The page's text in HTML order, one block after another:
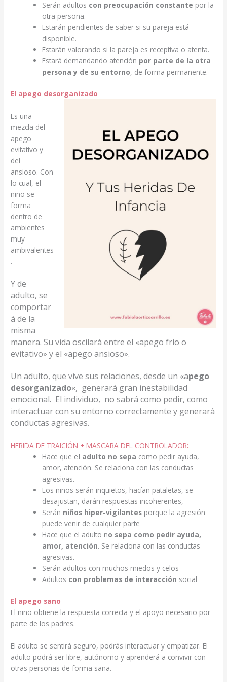
Serán adultos con preocupación constante por la
otra persona.
Estarán pendientes de saber si su pareja está
disponible.
Estarán valorando si la pareja es receptiva o atenta.
Estará demandando atención por parte de la otra
persona y de su entorno, de forma permanente.
El apego desorganizado
Es una
mezcla del
apego
evitativo y
del
ansioso. Con
lo cual, el
niño se
forma
dentro de
ambientes
muy
ambivalentes
.
Y de
adulto, se
comportar
á de la
misma
manera. Su vida oscilará entre el «apego frío o
evitativo» y el «apego ansioso».
Un adulto, que vive sus relaciones, desde un «apego
desorganizado«, generará gran inestabilidad
emocional. El individuo, no sabrá como pedir, como
interactuar con su entorno correctamente y generará
conductas agresivas.
HERIDA DE TRAICIÓN + MASCARA DEL CONTROLADOR:
Hace que el adulto no sepa como pedir ayuda,
amor, atención. Se relaciona con las conductas
agresivas.
Los niños serán inquietos, hacían pataletas, se
desajustan, darán respuestas incoherentes,
Serán niños hiper-vigilantesporque la agresión
puede venir de cualquier parte
Hace que el adulto no sepa como pedir ayuda,
amor, atención. Se relaciona con las conductas
agresivas.
Serán adultos con muchos miedos y celos
Adultos con problemas de interacción social
El apego sano
El niño obtiene la respuesta correcta y el apoyo necesario por
parte de los padres.
El adulto se sentirá seguro, podrás interactuar y empatizar. El
adulto podrá ser libre, autónomo y aprenderá a convivir con
otras personas de forma sana.